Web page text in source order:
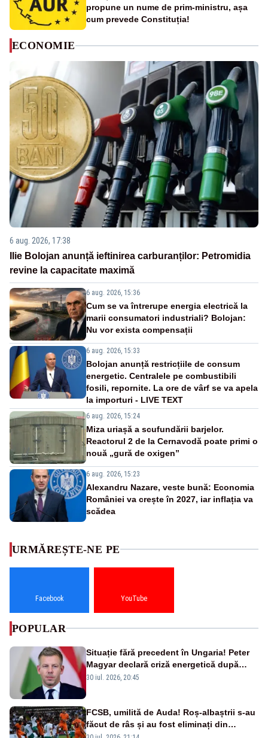
propune un nume de prim-ministru, așa
cum prevede Constituția!
ECONOMIE
6 aug. 2026, 17:38
Ilie Bolojan anunță ieftinirea carburanților: Petromidia
revine la capacitate maximă
6 aug. 2026, 15:36
Cum se va întrerupe energia electrică la
marii consumatori industriali? Bolojan:
Nu vor exista compensații
6 aug. 2026, 15:33
Bolojan anunță restricțiile de consum
energetic. Centralele pe combustibili
fosili, repornite. La ore de vârf se va apela
la importuri - LIVE TEXT
6 aug. 2026, 15:24
Miza uriașă a scufundării barjelor.
Reactorul 2 de la Cernavodă poate primi o
nouă „gură de oxigen”
6 aug. 2026, 15:23
Alexandru Nazare, veste bună: Economia
României va crește în 2027, iar inflația va
scădea
URMĂREȘTE-NE PE
Facebook YouTube
POPULAR
Situație fără precedent în Ungaria! Peter
Magyar declară criză energetică după
oprirea centralei de la Paks
30 iul. 2026, 20:45
FCSB, umilită de Auda! Roș-albaștrii s-au
făcut de râs și au fost eliminați din
Conference League